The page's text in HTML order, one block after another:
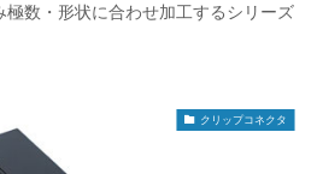
極数・形状に合わせ加工するシリーズ
クリップコネクタ